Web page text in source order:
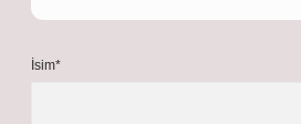
İsim*